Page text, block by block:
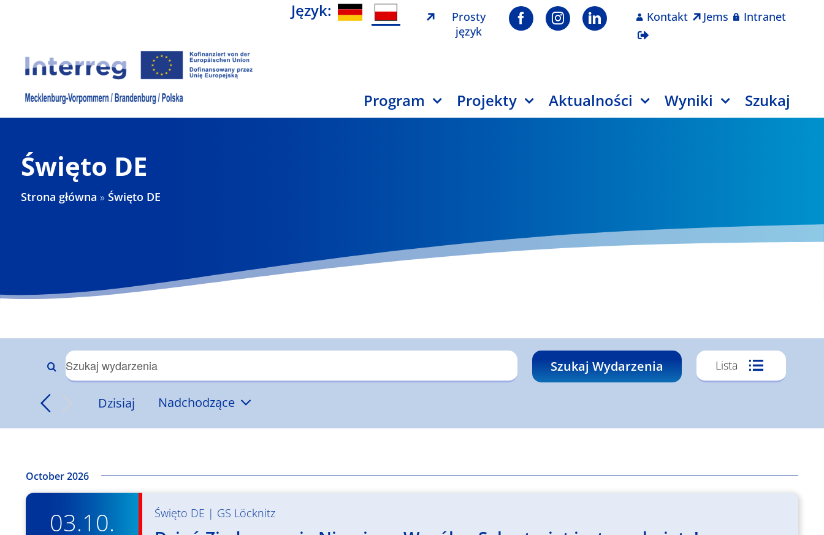
Język:
Prosty
język
Kontakt Jems Intranet
Program Projekty Aktualności Wyniki Szukaj
Święto DE
Strona główna »Święto DE
Wydarzenia
Nawigacja
wyszukiwaniu
i
Wpisz
kluczowe.
kluczowego
Wydarzenia
Szukaj Wydarzenia
Widoki
Lista
Dzisiaj Nadchodzące
Wybierz
October 2026
03.10. Święto DE | GS Löcknitz